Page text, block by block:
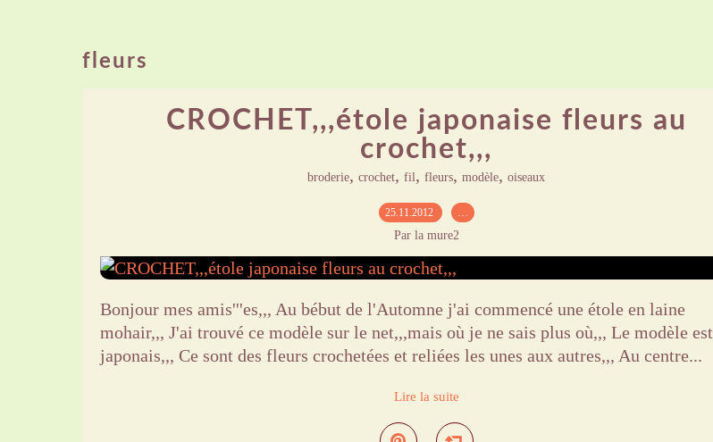
fleurs
CROCHET,,,étole japonaise fleurs au
crochet,,,
broderie, crochet, fil, fleurs, modèle, oiseaux
25.11.2012 …
Par la mure2
Bonjour mes amis'''es,,, Au bébut de l'Automne j'ai commencé une étole en laine
mohair,,, J'ai trouvé ce modèle sur le net,,,mais où je ne sais plus où,,, Le modèle est
japonais,,, Ce sont des fleurs crochetées et reliées les unes aux autres,,, Au centre...
Lire la suite